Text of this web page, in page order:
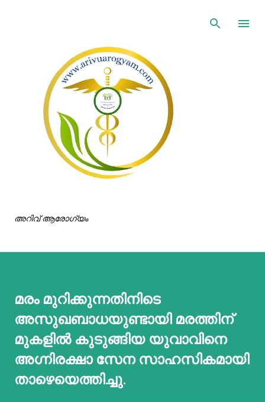
അറിവ് ആരോഗ്യം
മരം മുറിക്കുന്നതിനിടെ
അസുഖബാധയുണ്ടായി മരത്തിന്
മുകളില്‍ കുടുങ്ങിയ യുവാവിനെ
അഗ്നിരക്ഷാ സേന സാഹസികമായി
താഴെയെത്തിച്ചു.